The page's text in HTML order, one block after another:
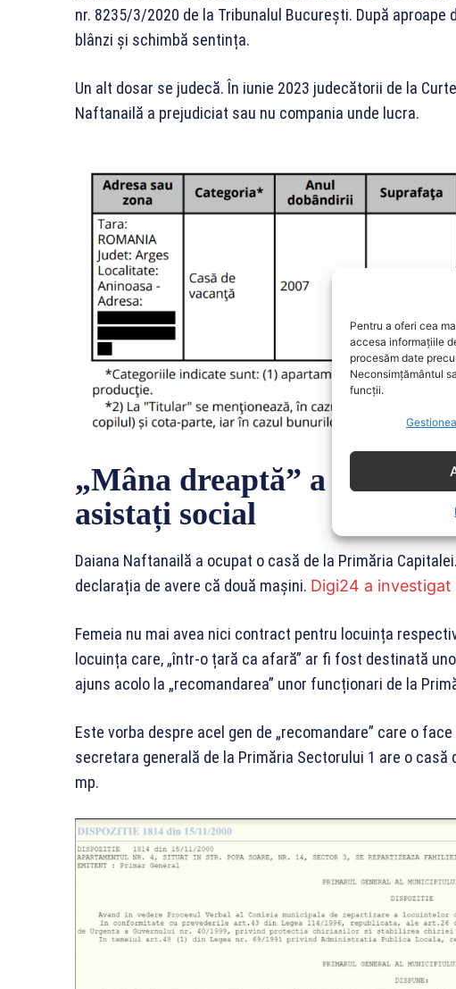
Pentru a oferi cea
accesa informațiile
procesăm date
Neconsimțământul
funcții.
nr. 8235/3/2020 de la Tribunalul București. După aproape
blânzi și schimbă sentința.
Un alt dosar se judecă. În iunie 2023 judecătorii de la
Naftanailă a prejudiciat sau nu compania unde lucra.
„Mâna dreaptă” a lui
asistați social
Daiana Naftanailă a ocupat o casă de la Primăria
declarația de avere că două mașini. Digi24 a investigat
Femeia nu mai avea nici contract pentru locuința
locuința care, „într-o țară ca afară” ar fi fost destinată
ajuns acolo la „recomandarea” unor funcționari de la
Este vorba despre acel gen de „recomandare” care o
secretara generală de la Primăria Sectorului 1 are o
mp.